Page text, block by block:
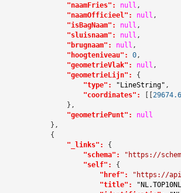
"naamFries":
null ,
"naamOfficieel":
null ,
"isBagNaam":
null ,
"sluisnaam":
null ,
"brugnaam":
null ,
"hoogteniveau":
0,
"geometrieVlak":
null ,
"geometrieLijn":
{
"type":
"LineString" ,
"coordinates":
[[
                },
"geometriePunt":
null
            },
            {
"_links":
{
"schema":
"https://
"self":
{
"href":
"https://
"title":